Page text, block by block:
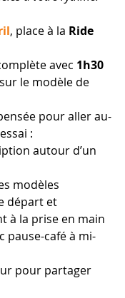
, place à la Ride
avec 1h30
sur le modèle de
pour aller au-
:
autour d’un
modèles
départ et
à la prise en main
pause-café à mi-
pour partager